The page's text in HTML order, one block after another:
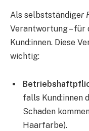
Als selbstständiger
Verantwortung – für
Kund:innen. Diese
wichtig:
falls Kund:innen
Schaden
Haarfarbe).